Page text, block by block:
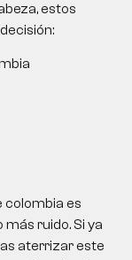
estos
colombia es
ruido. Si ya
aterrizar este